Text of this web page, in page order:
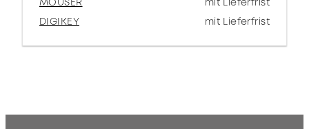
DIGIKEY
mit Lieferfrist